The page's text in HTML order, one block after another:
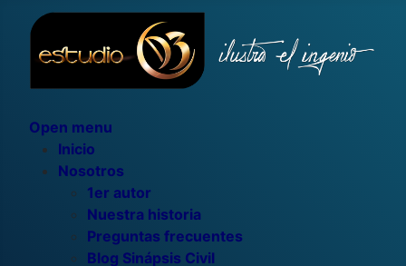
Open menu
Inicio
Nosotros
1er autor
Nuestra historia
Preguntas frecuentes
Blog Sinápsis Civil